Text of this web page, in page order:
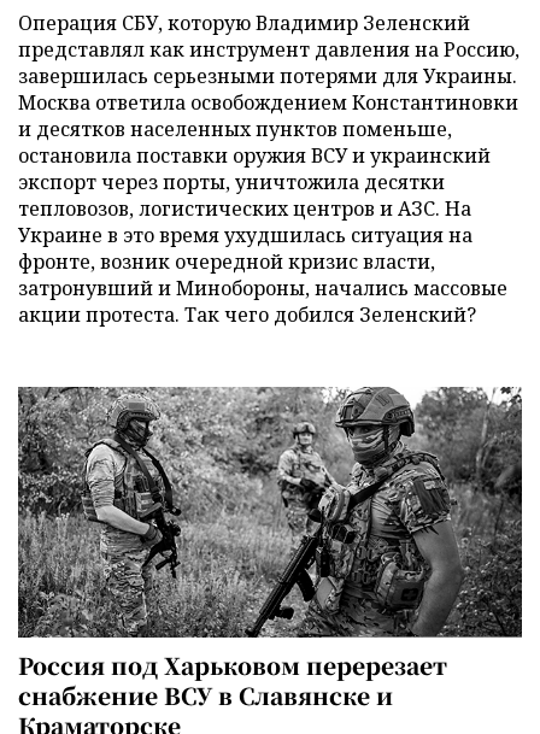
Операция СБУ, которую Владимир Зеленский
представлял как инструмент давления на Россию,
завершилась серьезными потерями для Украины.
Москва ответила освобождением Константиновки
и десятков населенных пунктов поменьше,
остановила поставки оружия ВСУ и украинский
экспорт через порты, уничтожила десятки
тепловозов, логистических центров и АЗС. На
Украине в это время ухудшилась ситуация на
фронте, возник очередной кризис власти,
затронувший и Минобороны, начались массовые
акции протеста. Так чего добился Зеленский?
Россия под Харьковом перерезает
снабжение ВСУ в Славянске и
Краматорске